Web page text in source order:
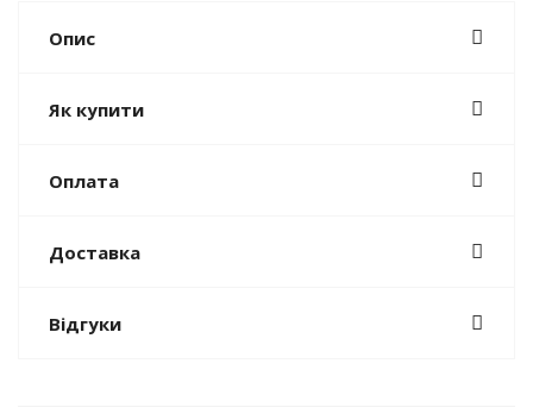
Опис
Як купити
Оплата
Доставка
Відгуки